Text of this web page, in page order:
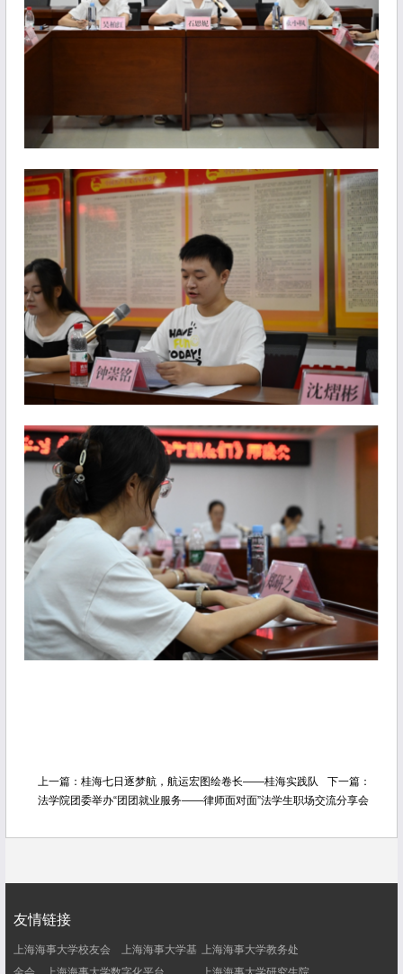
上一篇： 桂海七日逐梦航，航运宏图绘卷长——桂海实践队
下一篇：
法学院团委举办“团团就业服务——律师面对面”法学生职场交流分享会
友情链接
上海海事大学校友会
上海海事大学基 上海海事大学教务处